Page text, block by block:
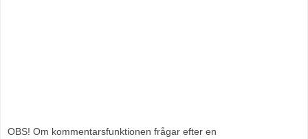
OBS! Om kommentarsfunktionen frågar efter en